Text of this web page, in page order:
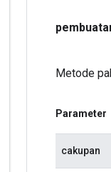
Metode
Parameter
cakupan